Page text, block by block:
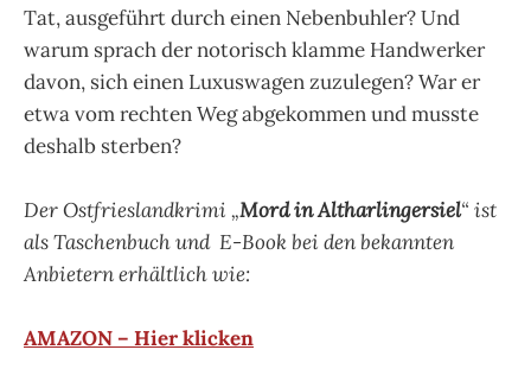
Tat, ausgeführt durch einen Nebenbuhler? Und
warum sprach der notorisch klamme Handwerker
davon, sich einen Luxuswagen zuzulegen? War er
etwa vom rechten Weg abgekommen und musste
deshalb sterben?
Der Ostfrieslandkrimi „Mord in Altharlingersiel“ ist
als Taschenbuch und E-Book bei den bekannten
Anbietern erhältlich wie:
AMAZON – Hier klicken